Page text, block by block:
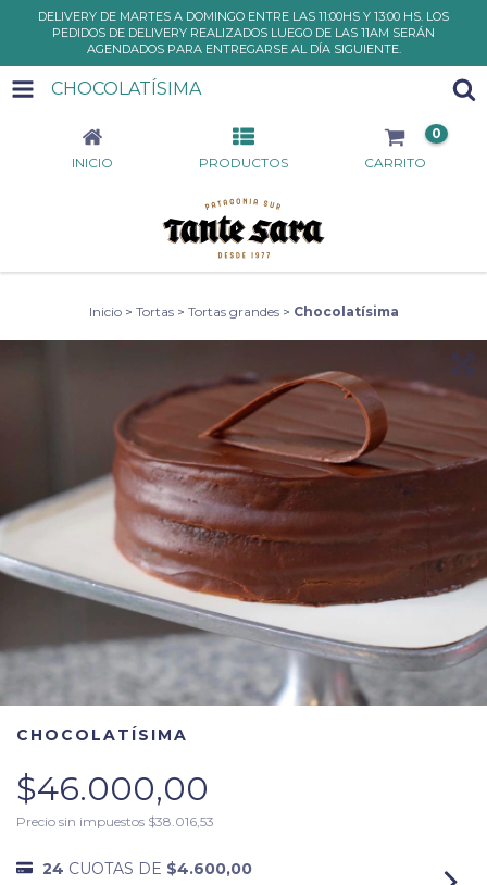
DELIVERY DE MARTES A DOMINGO ENTRE LAS 11:00HS Y 13:00 HS. LOS
PEDIDOS DE DELIVERY REALIZADOS LUEGO DE LAS 11AM SERÁN
AGENDADOS PARA ENTREGARSE AL DÍA SIGUIENTE.
CHOCOLATÍSIMA
INICIO PRODUCTOS CARRITO
0
Inicio > Tortas > Tortas grandes > Chocolatísima
CHOCOLATÍSIMA
$46.000,00
Precio sin impuestos $38.016,53
24 CUOTAS DE $4.600,00